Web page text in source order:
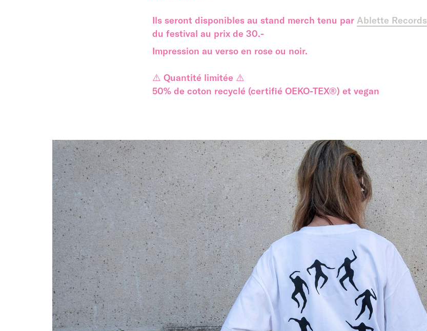
Ils seront disponibles au stand merch tenu par Ablette Records
du festival au prix de 30.-
Impression au verso en rose ou noir.
⚠️ Quantité limitée ⚠️
50% de coton recyclé (certifié OEKO-TEX®) et vegan